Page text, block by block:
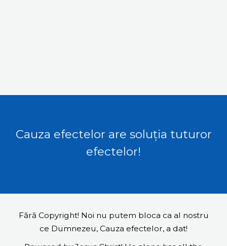
Cauza efectelor are soluția tuturor
efectelor!
Fără Copyright! Noi nu putem bloca ca al nostru
ce Dumnezeu, Cauza efectelor, a dat!